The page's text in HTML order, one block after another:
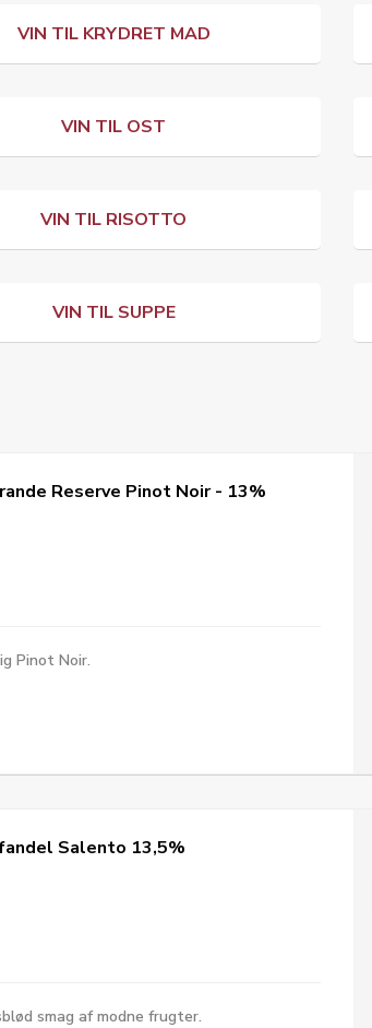
VIN TIL KRYDRET MAD
VIN TIL OST
VIN TIL RISOTTO
VIN TIL SUPPE
Reserve Pinot Noir - 13%
Pinot Noir.
Salento 13,5%
smag af modne frugter.